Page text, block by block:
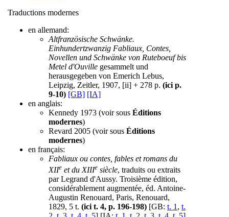
Traductions modernes
en allemand:
Altfranzösische Schwänke.
Einhundertzwanzig Fabliaux, Contes,
Novellen und Schwänke von Ruteboeuf bis
Metel d'Ouville gesammelt und
herausgegeben von Emerich Lebus,
Leipzig, Zeitler, 1907, [ii] + 278 p. (ici p.
9-10) [GB] [IA]
en anglais:
Kennedy 1973 (voir sous Éditions
modernes)
Revard 2005 (voir sous Éditions
modernes)
en français:
Fabliaux ou contes, fables et romans du
XIIe et du XIIIe siècle, traduits ou extraits
par Legrand d'Aussy. Troisième édition,
considérablement augmentée, éd. Antoine-
Augustin Renouard, Paris, Renouard,
1829, 5 t. (ici t. 4, p. 196-198) [GB: t. 1 , t.